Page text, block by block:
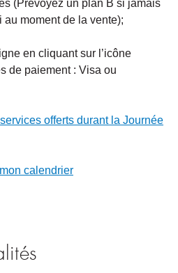
(Prévoyez un plan B si jamais
moment de la vente);
en cliquant sur l’icône
de paiement : Visa ou
offerts durant la Journée
calendrier